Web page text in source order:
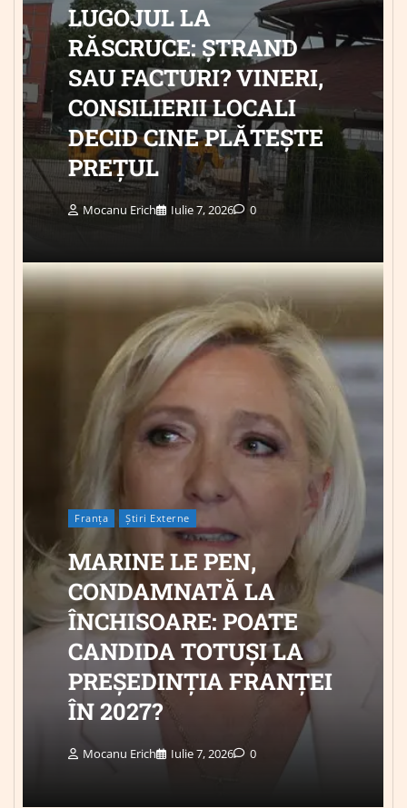
LUGOJUL LA
RĂSCRUCE: ȘTRAND
SAU FACTURI? VINERI,
CONSILIERII LOCALI
DECID CINE PLĂTEȘTE
PREȚUL
Mocanu Erich Iulie 7, 2026 0
Franța Știri Externe
MARINE LE PEN,
CONDAMNATĂ LA
ÎNCHISOARE: POATE
CANDIDA TOTUȘI LA
PREȘEDINȚIA FRANȚEI
ÎN 2027?
Mocanu Erich Iulie 7, 2026 0